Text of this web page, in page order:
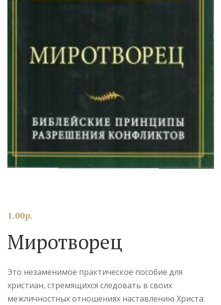
1.00р.
Миротворец
Это незаменимое практическое пособие для
христиан, стремящихся следовать в своих
межличностных отношениях наставлению Христа: